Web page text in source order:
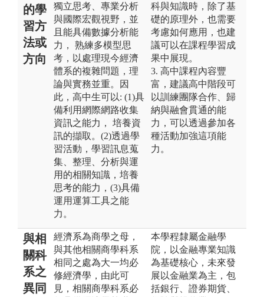
的學
習方
法或
方向
獨立思考、專業分析
與國際宏觀視野，並
且能具備數據分析能
力， 熟練多模型思
考，以處理現今經濟
體系的複雜問題，理
論與實務並重。因
此，高中生可以: (1)具
備利用網際網路收集
資訊之能力， 培養資
訊的擷取。(2)透過學
習活動，學習訊息蒐
集、整理、分析與運
用的相關知識，培養
思考的能力，(3)具備
運用運算工具之能
力。
科與知識時，除了基
礎的原理外，也需要
考慮如何應用，也建
議可以在課程學習成
果中展現。
3. 高中課程內容豐
富，建議高中階段可
以訓練團隊合作、歸
納與融會貫通的能
力，可以透過參加各
種活動加強這項能
力。
與相
關科
系之
異同
經濟系為商學之母，
與其他相關商學科系
相同之處為大一均必
修經濟學，由此可
見，相關商學科系必
本學程隸屬金融學
院，以金融專業知識
為基礎核心，未來發
展以金融業為主，包
括銀行、證券期貨、